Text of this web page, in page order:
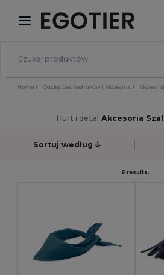
× Aplikacja Egotier
Lepsze ceny w aplikacji!
Home Odzież bez nadruków | Akcesoria Akcesoria
Hurt i detal Akcesoria
Sortuj według
6 results.